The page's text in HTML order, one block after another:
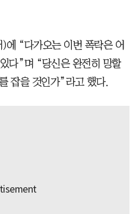
에 “다가오는 이번 폭락은 어
다”며 “당신은 완전히 망할
잡을 것인가”라고 했다.